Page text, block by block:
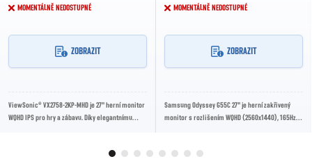
MOMENTÁLNĚ NEDOSTUPNÉ
ZOBRAZIT
ViewSonic® VX2758-2KP-MHD je 27" herní monitor
WQHD IPS pro hry a zábavu. Díky elegantnímu
MOMENTÁLNĚ NEDOSTUPNÉ
ZOBRAZIT
Samsung Odyssey G55C 27" je herní zakřivený
monitor s rozlišením WQHD (2560x1440), 165Hz